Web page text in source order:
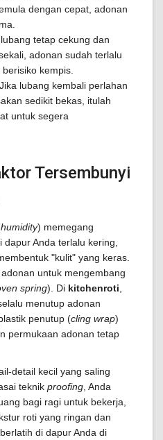
dengan cepat, adonan
tetap cekung dan
adonan sudah terlalu
kempis.
Jika lubang kembali perlahan
sedikit bekas, itulah
untuk segera
Tersembunyi
humidity) memegang
Anda terlalu kering,
"kulit" yang keras.
untuk mengembang
spring). Di kitchenroti
menutup adonan
penutup (cling wrap)
permukaan adonan tetap
detail kecil yang saling
teknik proofing , Anda
bagi ragi untuk bekerja,
roti yang ringan dan
di dapur Anda di